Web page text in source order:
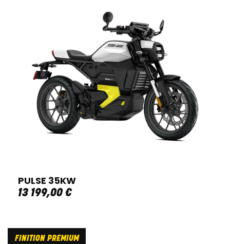
PULSE 35KW
13 199,00€
FINITION PREMIUM